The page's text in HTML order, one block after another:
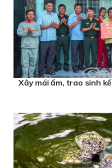
Xây mái ấm, trao sinh kế